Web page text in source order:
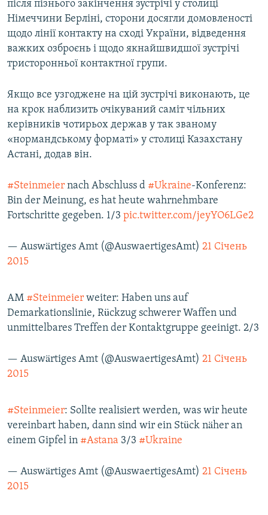
після пізнього закінчення зустрічі у столиці
Німеччини Берліні, сторони досягли домовленості
щодо лінії контакту на сході України, відведення
важких озброєнь і щодо якнайшвидшої зустрічі
тристоронньої контактної групи.
Якщо все узгоджене на цій зустрічі виконають, це
на крок наблизить очікуваний саміт чільних
керівників чотирьох держав у так званому
«нормандському форматі» у столиці Казахстану
Астані, додав він.
#Steinmeier nach Abschluss d #Ukraine-Konferenz:
Bin der Meinung, es hat heute wahrnehmbare
Fortschritte gegeben. 1/3 pic.twitter.com/jeyYO6LGe2
— Auswärtiges Amt (@AuswaertigesAmt) 21 Січень
2015
AM #Steinmeier weiter: Haben uns auf
Demarkationslinie, Rückzug schwerer Waffen und
unmittelbares Treffen der Kontaktgruppe geeinigt. 2/3
— Auswärtiges Amt (@AuswaertigesAmt) 21 Січень
2015
#Steinmeier: Sollte realisiert werden, was wir heute
vereinbart haben, dann sind wir ein Stück näher an
einem Gipfel in #Astana 3/3 #Ukraine
— Auswärtiges Amt (@AuswaertigesAmt) 21 Січень
2015